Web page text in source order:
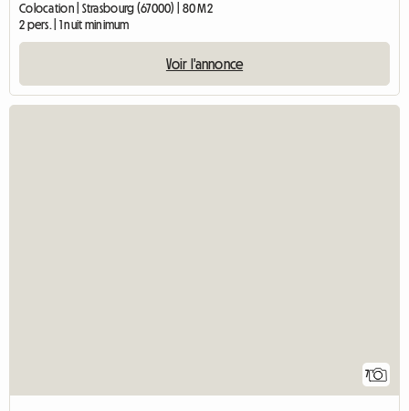
Colocation | Strasbourg (67000) | 80 M2
2 pers. | 1 nuit minimum
Voir l'annonce
7